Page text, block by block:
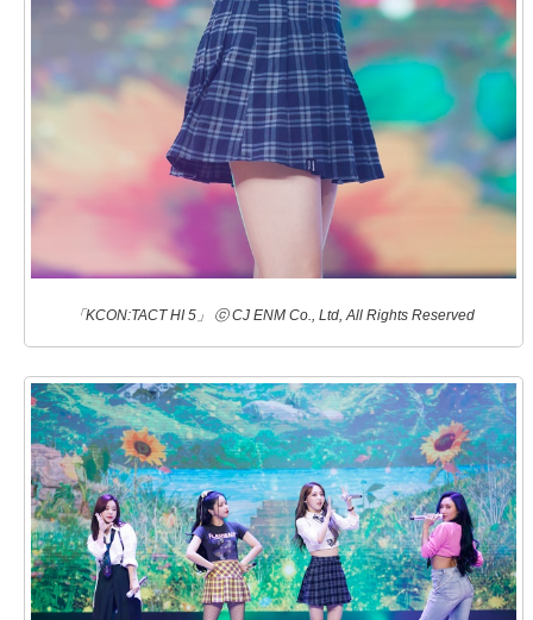
「KCON:TACT HI 5」 ⓒ CJ ENM Co., Ltd, All Rights Reserved